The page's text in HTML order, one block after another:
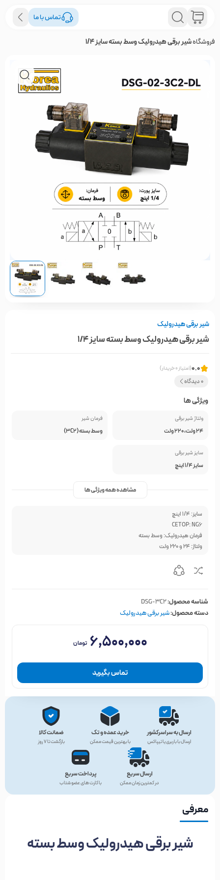
تماس با ما
فروشگاهشیر برقی هیدرولیک وسط بسته سایز 1/4
شیر برقی هیدرولیک
شیر برقی هیدرولیک وسط بسته سایز 1/4
0.0(امتیاز 0 خریدار)
0 دیدگاه
ویژگی ها
ولتاژ شیر برقی
24 ولت، 220 ولت
فرمان شیر
وسط بسته (3C2)
سایز شیر برقی
سایز 1/4 اینچ
مشاهده همه ویژگی ها
سایز: 1/4 اینچ
CETOP: NG6
فرمان هیدرولیک: وسط بسته
ولتاژ: 24 و 220 ولت
شناسه محصول:DSG-3C2
دسته محصول:شیر برقی هیدرولیک
۶,۵۰۰,۰۰۰ تومان
تماس بگیرید
ارسال به سراسرکشور
ارسال با باربری یا تیپاکس
خرید عمده و تک
با بهترین قیمت ممکن
ضمانت کالا
بازگشت تا ۷ روز
ارسال سریع
در کمترین زمان ممکن
پرداخت سریع
با کارت های عضو شتاب
معرفی
شیر برقی هیدرولیک وسط بسته